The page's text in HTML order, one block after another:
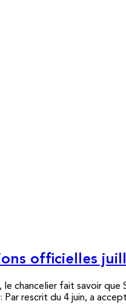
officielles
chancelier fait savoir que
: Par rescrit du 4 juin, a